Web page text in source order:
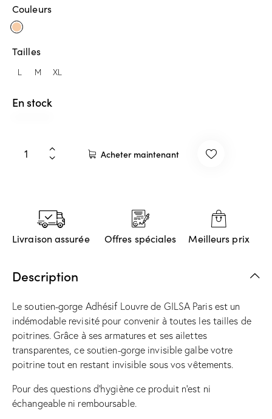
Couleurs
Tailles
L M XL
En stock
Acheter maintenant
Livraison assurée Offres spéciales Meilleurs prix
Description
Le soutien-gorge Adhésif Louvre de GILSA Paris est un
indémodable revisité pour convenir à toutes les tailles de
poitrines. Grâce à ses armatures et ses ailettes
transparentes, ce soutien-gorge invisible galbe votre
poitrine tout en restant invisible sous vos vêtements.
Pour des questions d’hygiène ce produit n’est ni
échangeable ni remboursable.